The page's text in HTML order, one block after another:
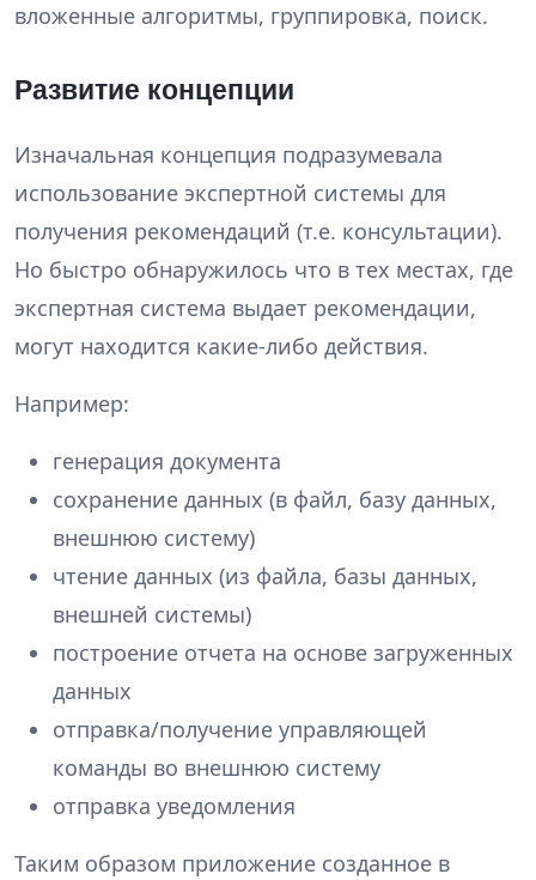
вложенные алгоритмы, группировка, поиск.
Развитие концепции
Изначальная концепция подразумевала
использование экспертной системы для
получения рекомендаций (т.е. консультации).
Но быстро обнаружилось что в тех местах, где
экспертная система выдает рекомендации,
могут находится какие-либо действия.
Например:
генерация документа
сохранение данных (в файл, базу данных,
внешнюю систему)
чтение данных (из файла, базы данных,
внешней системы)
построение отчета на основе загруженных
данных
отправка/получение управляющей
команды во внешнюю систему
отправка уведомления
Таким образом приложение созданное в